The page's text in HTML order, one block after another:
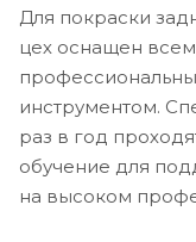
Для покраски
цех оснащен
инструментом.
раз в год
обучение для
на высоком